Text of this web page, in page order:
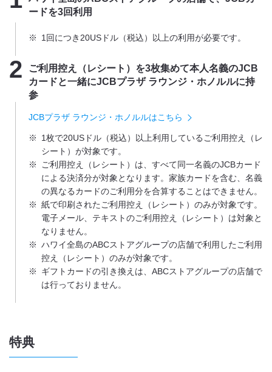
ードを3回利用
※ 1回につき20USドル（税込）以上の利用が必要です。
2
ご利用控え（レシート）を3枚集めて本人名義のJCB
カードと一緒にJCBプラザ ラウンジ・ホノルルに持
参
JCBプラザ ラウンジ・ホノルルはこちら
※
1枚で20USドル（税込）以上利用しているご利用控え（レ
シート）が対象です。
※
ご利用控え（レシート）は、すべて同一名義のJCBカード
による決済分が対象となります。家族カードを含む、名義
の異なるカードのご利用分を合算することはできません。
※ 紙で印刷されたご利用控え（レシート）のみが対象です。
電子メール、テキストのご利用控え（レシート）は対象と
なりません。
※ ハワイ全島のABCストアグループの店舗で利用したご利用
控え（レシート）のみが対象です。
※
ギフトカードの引き換えは、ABCストアグループの店舗で
は行っておりません。
特典